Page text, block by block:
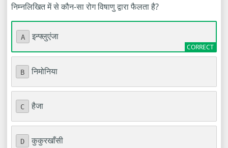
निम्नलिखित में से कौन-सा रोग विषाणु द्वारा फैलता है?
A इन्फ्लुएंजा
B निमोनिया
C हैजा
D कुकुरखाँसी